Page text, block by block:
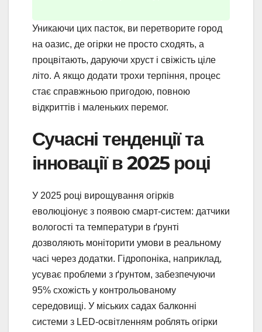
Уникаючи цих пасток, ви перетворите город
на оазис, де огірки не просто сходять, а
процвітають, даруючи хруст і свіжість ціле
літо. А якщо додати трохи терпіння, процес
стає справжньою пригодою, повною
відкриттів і маленьких перемог.
Сучасні тенденції та
інновації в 2025 році
У 2025 році вирощування огірків
еволюціонує з появою смарт-систем: датчики
вологості та температури в ґрунті
дозволяють моніторити умови в реальному
часі через додатки. Гідропоніка, наприклад,
усуває проблеми з ґрунтом, забезпечуючи
95% схожість у контрольованому
середовищі. У міських садах балконні
системи з LED-освітленням роблять огірки